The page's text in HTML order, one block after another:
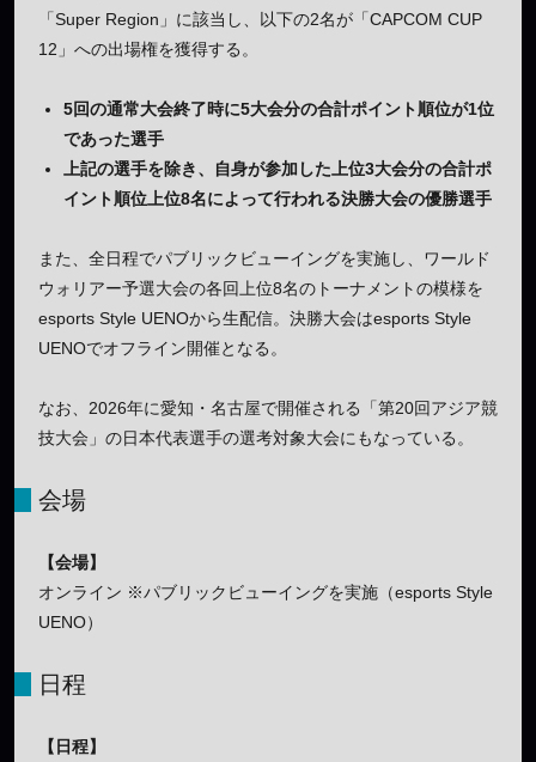
「Super Region」に該当し、以下の2名が「CAPCOM CUP
12」への出場権を獲得する。
5回の通常大会終了時に5大会分の合計ポイント順位が1位
であった選手
上記の選手を除き、自身が参加した上位3大会分の合計ポ
イント順位上位8名によって行われる決勝大会の優勝選手
また、全日程でパブリックビューイングを実施し、ワールド
ウォリアー予選大会の各回上位8名のトーナメントの模様を
esports Style UENOから生配信。決勝大会はesports Style
UENOでオフライン開催となる。
なお、2026年に愛知・名古屋で開催される「第20回アジア競
技大会」の日本代表選手の選考対象大会にもなっている。
会場
【会場】
オンライン ※パブリックビューイングを実施（esports Style
UENO）
日程
【日程】